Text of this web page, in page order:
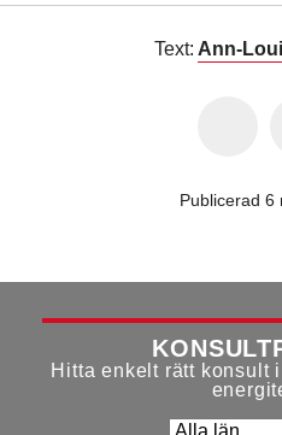
Text: Ann-
Publicerad 6
Hitta enkelt rätt konsult